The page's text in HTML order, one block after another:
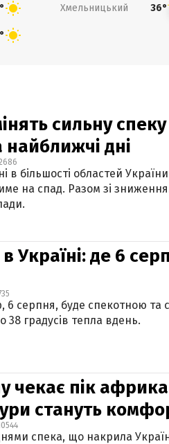
Хмельницький 36°
сильну
найближчі дні
в більшості областей
на спад. Разом зі
Україні: де 6
6 серпня, буде спекотною
38 градусів тепла вдень.
чекає пік
стануть
спека, що накрила